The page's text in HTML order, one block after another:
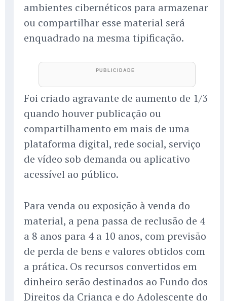
ambientes cibernéticos para armazenar
ou compartilhar esse material será
enquadrado na mesma tipificação.
Foi criado agravante de aumento de 1/3
quando houver publicação ou
compartilhamento em mais de uma
plataforma digital, rede social, serviço
de vídeo sob demanda ou aplicativo
acessível ao público.
Para venda ou exposição à venda do
material, a pena passa de reclusão de 4
a 8 anos para 4 a 10 anos, com previsão
de perda de bens e valores obtidos com
a prática. Os recursos convertidos em
dinheiro serão destinados ao Fundo dos
Direitos da Criança e do Adolescente do